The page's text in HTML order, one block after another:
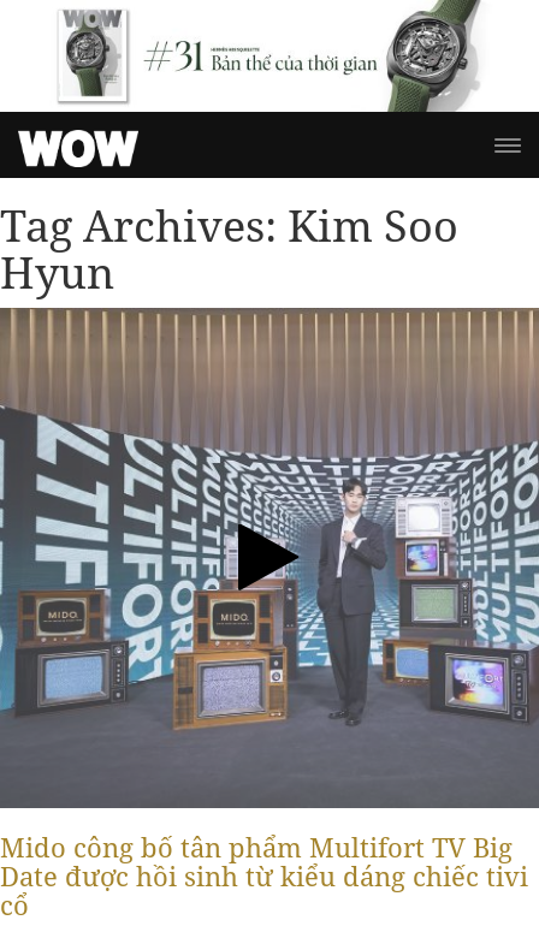
Tag Archives: Kim Soo
Hyun
Mido công bố tân phẩm Multifort TV Big
Date được hồi sinh từ kiểu dáng chiếc tivi
cổ